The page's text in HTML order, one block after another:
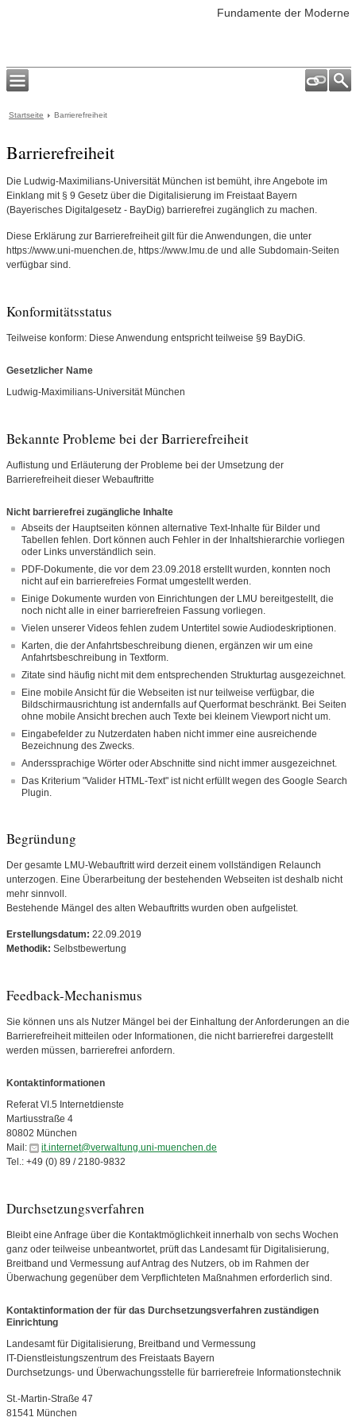
Fundamente der Moderne
Startseite Barrierefreiheit
Barrierefreiheit
Die Ludwig-Maximilians-Universität München ist bemüht, ihre Angebote im
Einklang mit § 9 Gesetz über die Digitalisierung im Freistaat Bayern
(Bayerisches Digitalgesetz - BayDig) barrierefrei zugänglich zu machen.
Diese Erklärung zur Barrierefreiheit gilt für die Anwendungen, die unter
https://www.uni-muenchen.de, https://www.lmu.de und alle Subdomain-Seiten
verfügbar sind.
Konformitätsstatus
Teilweise konform: Diese Anwendung entspricht teilweise §9 BayDiG.
Gesetzlicher Name
Ludwig-Maximilians-Universität München
Bekannte Probleme bei der Barrierefreiheit
Auflistung und Erläuterung der Probleme bei der Umsetzung der
Barrierefreiheit dieser Webauftritte
Nicht barrierefrei zugängliche Inhalte
Abseits der Hauptseiten können alternative Text-Inhalte für Bilder und
Tabellen fehlen. Dort können auch Fehler in der Inhaltshierarchie vorliegen
oder Links unverständlich sein.
PDF-Dokumente, die vor dem 23.09.2018 erstellt wurden, konnten noch
nicht auf ein barrierefreies Format umgestellt werden.
Einige Dokumente wurden von Einrichtungen der LMU bereitgestellt, die
noch nicht alle in einer barrierefreien Fassung vorliegen.
Vielen unserer Videos fehlen zudem Untertitel sowie Audiodeskriptionen.
Karten, die der Anfahrtsbeschreibung dienen, ergänzen wir um eine
Anfahrtsbeschreibung in Textform.
Zitate sind häufig nicht mit dem entsprechenden Strukturtag ausgezeichnet.
Eine mobile Ansicht für die Webseiten ist nur teilweise verfügbar, die
Bildschirmausrichtung ist andernfalls auf Querformat beschränkt. Bei Seiten
ohne mobile Ansicht brechen auch Texte bei kleinem Viewport nicht um.
Eingabefelder zu Nutzerdaten haben nicht immer eine ausreichende
Bezeichnung des Zwecks.
Anderssprachige Wörter oder Abschnitte sind nicht immer ausgezeichnet.
Das Kriterium "Valider HTML-Text" ist nicht erfüllt wegen des Google Search
Plugin.
Begründung
Der gesamte LMU-Webauftritt wird derzeit einem vollständigen Relaunch
unterzogen. Eine Überarbeitung der bestehenden Webseiten ist deshalb nicht
mehr sinnvoll.
Bestehende Mängel des alten Webauftritts wurden oben aufgelistet.
Erstellungsdatum: 22.09.2019
Methodik: Selbstbewertung
Feedback-Mechanismus
Sie können uns als Nutzer Mängel bei der Einhaltung der Anforderungen an die
Barrierefreiheit mitteilen oder Informationen, die nicht barrierefrei dargestellt
werden müssen, barrierefrei anfordern.
Kontaktinformationen
Referat VI.5 Internetdienste
Martiusstraße 4
80802 München
Mail:
it.internet@verwaltung.uni-muenchen.de
Tel.: +49 (0) 89 / 2180-9832
Durchsetzungsverfahren
Bleibt eine Anfrage über die Kontaktmöglichkeit innerhalb von sechs Wochen
ganz oder teilweise unbeantwortet, prüft das Landesamt für Digitalisierung,
Breitband und Vermessung auf Antrag des Nutzers, ob im Rahmen der
Überwachung gegenüber dem Verpflichteten Maßnahmen erforderlich sind.
Kontaktinformation der für das Durchsetzungsverfahren zuständigen
Einrichtung
Landesamt für Digitalisierung, Breitband und Vermessung
IT-Dienstleistungszentrum des Freistaats Bayern
Durchsetzungs- und Überwachungsstelle für barrierefreie Informationstechnik
St.-Martin-Straße 47
81541 München